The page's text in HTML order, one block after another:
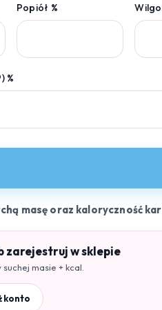
Popiół %
%
masę oraz kaloryczność
zarejestruj w sklepie
masie + kcal.
konto